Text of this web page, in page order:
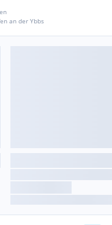
an der Ybbs